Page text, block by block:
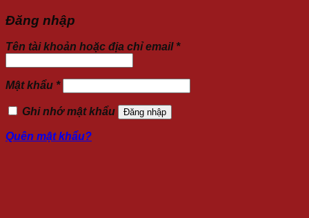
Đăng nhập
Tên tài khoản hoặc địa chỉ email *
Mật khẩu *
Ghi nhớ mật khẩu Đăng nhập
Quên mật khẩu?